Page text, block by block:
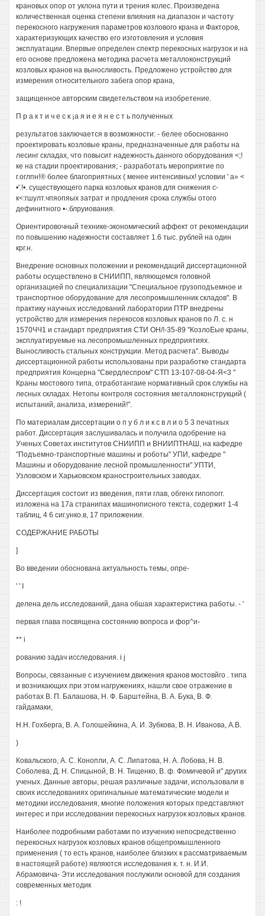
крановых опор от уклона пути и трения колес. Произведена
количественная оценка степени влияния на диапазон и частоту
перекосного нагружения параметров козлового крана и Факторов,
характеризующих качество его изготовления и условия
эксплуатации. Впервые определен спектр перекосных нагрузок и на
его основе предложена методика расчета металлоконструкций
козловых кранов на выносливость. Предложено устройство для
измерения относительного забега опор крана,
защищенное авторским свидетельством на изобретение.
П р а к т и ч е с к ¡а я и е я н е с т ь полученных
результатов заключается в возможности: - белее обоснованно
проектировать козловые краны, предназначенные для работы на
лесинг складах, что повысит надежность данного оборудования <;!
ке на стадии проектирования; - разработать мероприятие по
г.оглпн!® более благоприятных ( менее интенсивных! условии ' а» <
•'.!•. существующего парка козловых кранов для снижения с-
к<:гшулт.чпяопяых затрат и продления срока службы отого
дефинитного •-.блруиования.
Ориентировочный технике-экономический аффект от рекомендации
по повышению надежности составляет 1.6 тыс. рублей на один
крг.н.
Внедрение основных положении и рекомендаций диссертационной
работы осуществлено в СНИИПП, являющемся головной
организацией по специализации "Специальное грузоподъемное и
транспортное оборудование для лесопромышленник складов". В
практику научных исследований лаборатории ПТР внедрены
устройство для измерения перекосов козловых кранов по Л. с. н
1570ЧЧ1 и стандарт предприятия СТИ ОН/!-35-89 "КозлоЕые краны,
эксплуатируемые на лесопромышленных предприятиях.
Выносливость стальных конструкции. Метод расчета". Выводы
диссертационной работы использованы при разработке стандарта
предприятия Концерна "Свердлеспром" СТП 13-107-08-04-Я<3 "
Краны мостового типа, отработангаие нормативный срок службы на
лесных складах. Нетопы контроля состояния металлоконструкций (
испытаний, анализа, измерений!".
По материалам диссертации о п у б л и к с в л и о 5 3 печатных
работ. Диссертация заслушивалась и получила одобрение на
Ученых Советах институтов СНИИПП и ВНИИПТНАШ, на кафедре
"Подъемно-транспортные машины и роботы" УПИ, кафедре "
Машины и оборудование лесной промышленности" УПТИ,
Узловском и Харьковском краностроительных заводах.
Диссертация состоит из введения, пяти глав, обгенх гипопогг.
изложена на 17а странипах машинописного текста, содержит 1-4
таблиц, 4 6 сиг.унко.в, 17 приложении.
СОДЕРЖАНИЕ РАБОТЫ
]
Во введении обоснована актуальность темы, опре-
' ' I
делена дель исследований, дана обшая характеристика работы. - '
первая глава посвящена состоянию вопроса и фор^и-
** i
рованию задач исследования. i j
Вопросы, связанные с изучением движения кранов мостовйго . типа
и возникающих при этом нагружениях, нашли свое отражение в
работах В. П. Балашова, Н. Ф. Барштейна, В. А. Бука, В. Ф.
гайдамаки,
H.H. Гохберга, В. А. Голошейкина, А. И. Зубкова, В. Н. Иванова, A.B.
)
Ковальского, А. С. Конопли, А. С. Липатова, Н. А. Лобова, Н. В.
Соболева, Д. Н. Спицыной, В. Н. Тищенко, В. ф. Фомичевой и" других
ученых. Данные авторы, решая различные задачи, использовали в
своих исследованиях оригинальные математические модели и
методики исследования, многие положения которых представляют
интерес и при исследовании перекосных нагрузок козловых кранов.
Наиболее подробными работами по изучению непосредственно
перекосных нагрузок козловых кранов общепромышленного
применения ( то есть кранов, наиболее близких к рассматриваемым
в настоящей работе) являются исследования к. т. н. И.И.
Абрамовича- Эти исследования послужили основой для создания
современных методик
: !